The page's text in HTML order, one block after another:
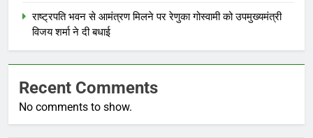
राष्ट्रपति भवन से आमंत्रण मिलने पर रेणुका गोस्वामी को उपमुख्यमंत्री
विजय शर्मा ने दी बधाई
Recent Comments
No comments to show.